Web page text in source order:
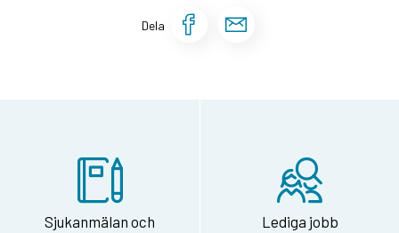
Dela Dela sidan på
Sjukanmälan och
Lediga jobb